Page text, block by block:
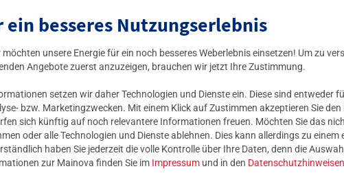
besseres Nutzungserlebnis
unsere Energie für ein noch besseres Weberlebnis einsetzen! Um zu
Angebote zuerst anzuzeigen, brauchen wir jetzt Ihre Zustimmung.
setzen wir daher Technologien und Dienste ein. Diese sind entweder
bzw. Marketingzwecken. Mit einem Klick auf Zustimmen akzeptieren Sie
sich künftig auf noch relevantere Informationen freuen. Möchten Sie das
oder alle Technologien und Dienste ablehnen. Dies kann allerdings zu einem
haben Sie jederzeit die volle Kontrolle über Ihre Daten, denn die
zur Mainova finden Sie im Impressum und in den Datenschutzhinweisen
September sind weitere Ladepunkte in der Tiefgarage Palmengarten
im Umland, davon rund 50 Schnellladepunkte. Bis 2028 soll die
Ausbauziele zu erreichen, sucht Mainova weitere öffentlich
bei REWE Mitte, ergänzt: „Wir freuen uns sehr, unseren